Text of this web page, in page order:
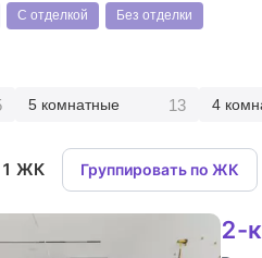
С отделкой Без отделки
5 комнатные 13 4
1 ЖК Группировать по ЖК
2-